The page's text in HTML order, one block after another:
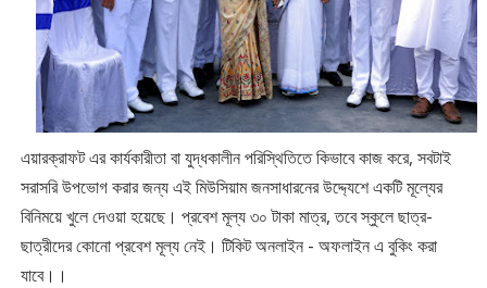
এয়ারক্রাফট এর কার্যকারীতা বা যুদ্ধকালীন পরিস্থিতিতে কিভাবে কাজ করে, সবটাই
সরাসরি উপভোগ করার জন্য এই মিউসিয়াম জনসাধারনের উদ্দ্যেশে একটি মূল্যের
বিনিময়ে খুলে দেওয়া হয়েছে। প্রবেশ মূল্য ৩০ টাকা মাত্র, তবে স্কুলে ছাত্র-
ছাত্রীদের কোনো প্রবেশ মূল্য নেই। টিকিট অনলাইন - অফলাইন এ বুকিং করা
যাবে।।